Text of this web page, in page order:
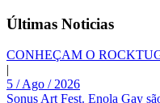
Últimas Noticias
CONHEÇAM O
|
5 / Ago / 2026
Sonus Art Fest. Enola Gay